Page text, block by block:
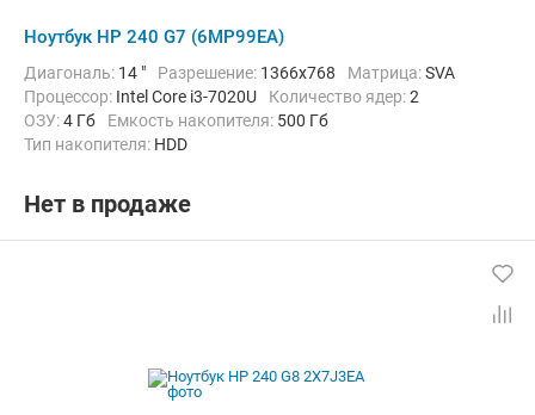
Ноутбук HP 240 G7 (6MP99EA)
Диагональ: 14 " Разрешение: 1366x768 Матрица:SVA
Процессор: Intel Core i3-7020U Количество ядер:2
ОЗУ:4 Гб Емкость накопителя: 500 Гб
Тип накопителя: HDD
Операционная система:
Вес:1.52 кг
Нет в продаже